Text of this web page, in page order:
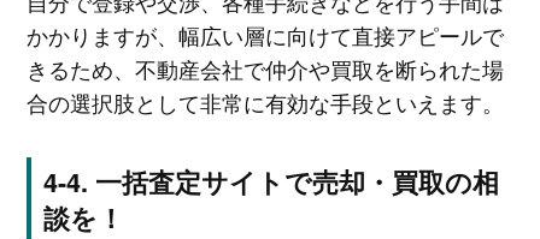
かかりますが、幅広い層に向けて直接アピールで
きるため、不動産会社で仲介や買取を断られた場
合の選択肢として非常に有効な手段といえます。
一括査定サイトで売却・買取の相
談を！